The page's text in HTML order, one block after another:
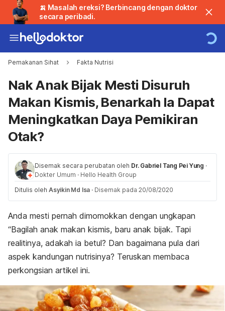
🍌 Masalah ereksi? Berbincang dengan doktor
secara peribadi.
Pemakanan Sihat Fakta Nutrisi
Nak Anak Bijak Mesti Disuruh
Makan Kismis, Benarkah Ia Dapat
Meningkatkan Daya Pemikiran
Otak?
Disemak secara perubatan oleh Dr. Gabriel Tang Pei Yung ·
Dokter Umum · Hello Health Group
Ditulis oleh Asyikin Md Isa · Disemak pada 20/08/2020
Anda mesti pernah dimomokkan dengan ungkapan
“Bagilah anak makan kismis, baru anak bijak. Tapi
realitinya, adakah ia betul? Dan bagaimana pula dari
aspek kandungan nutrisinya? Teruskan membaca
perkongsian artikel ini.